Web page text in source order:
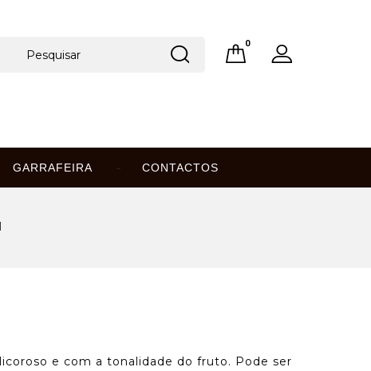
0
GARRAFEIRA CONTACTOS
e com a tonalidade do fruto. Pode ser